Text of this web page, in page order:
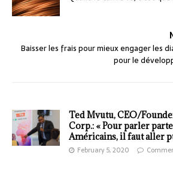
Baisser les frais pour mieux engager les
pour le
Ted Mvutu, CEO/
Corp.: « Pour parler
Américains, il faut aller
February 5, 2020